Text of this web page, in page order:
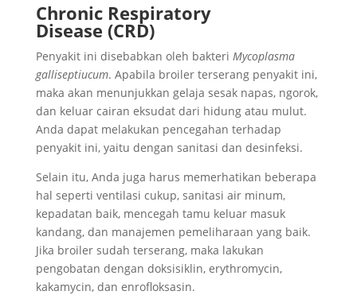
Chronic Respiratory
Disease (CRD)
Penyakit ini disebabkan oleh bakteri Mycoplasma
galliseptiucum. Apabila broiler terserang penyakit ini,
maka akan menunjukkan gelaja sesak napas, ngorok,
dan keluar cairan eksudat dari hidung atau mulut.
Anda dapat melakukan pencegahan terhadap
penyakit ini, yaitu dengan sanitasi dan desinfeksi.
Selain itu, Anda juga harus memerhatikan beberapa
hal seperti ventilasi cukup, sanitasi air minum,
kepadatan baik, mencegah tamu keluar masuk
kandang, dan manajemen pemeliharaan yang baik.
Jika broiler sudah terserang, maka lakukan
pengobatan dengan doksisiklin, erythromycin,
kakamycin, dan enrofloksasin.